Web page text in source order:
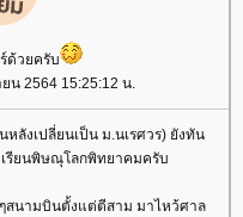
ด้วยครับ
น 2564 15:25:12 น.
ลังเปลี่ยนเป็น ม.นเรศวร) ยังทัน
รียนพิษณุโลกพิทยาคมครับ
สนามบินตั้งแต่ตีสาม มาไหว้ศาล